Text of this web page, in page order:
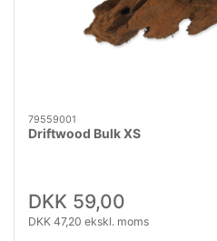
79559001
Driftwood Bulk XS
DKK 59,00
DKK 47,20 ekskl. moms